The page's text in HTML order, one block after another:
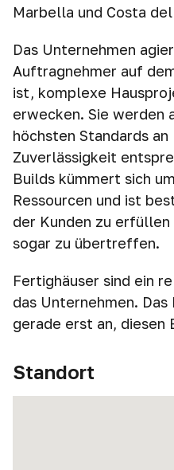
Marbella und Costa
Das Unternehmen
Auftragnehmer auf
ist, komplexe
erwecken. Sie werden
höchsten Standards
Zuverlässigkeit
Builds kümmert sich
Ressourcen und ist
der Kunden zu erfüllen
sogar zu übertreffen.
Fertighäuser sind ein
das Unternehmen.
gerade erst an, diesen
Standort